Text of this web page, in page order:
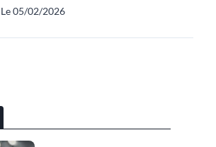
Le 05/02/2026